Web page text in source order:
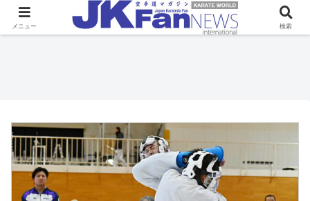
メニュー 検索